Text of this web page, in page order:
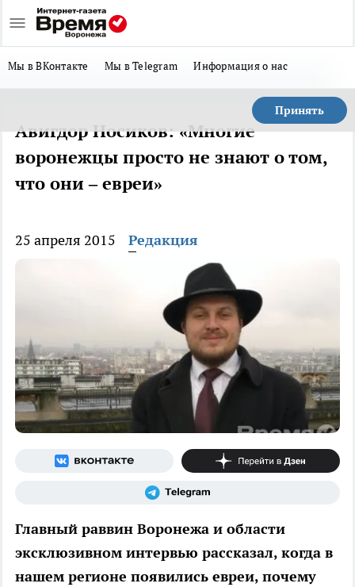
Мы в ВКонтакте Мы в Telegram Информация о нас
Принять
Авигдор Носиков: «Многие
воронежцы просто не знают о том,
что они – евреи»
25 апреля 2015 Редакция
Главный раввин Воронежа и области
эксклюзивном интервью рассказал, когда в
нашем регионе появились евреи, почему